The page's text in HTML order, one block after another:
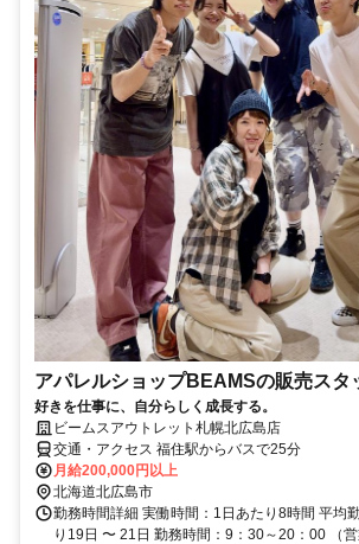
アパレルショップBEAMSの販売スタ
好きを仕事に、自分らしく成長する。
ビームスアウトレット札幌北広島店
交通・アクセス 福住駅からバスで25分
月給200,000円以上
北海道北広島市
勤務時間詳細 実働時間：1日あたり8時間 平均
り19日 〜 21日 勤務時間：9：30～20：00 （